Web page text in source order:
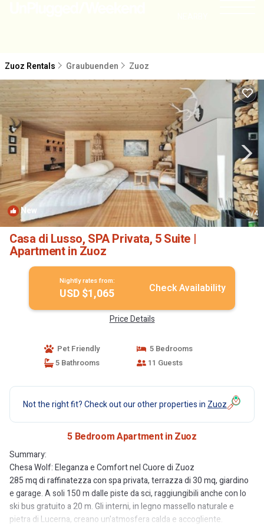
Zuoz Rentals Graubuenden Zuoz
New 1/4
Casa di Lusso, SPA Privata, 5 Suite |
Apartment in Zuoz
Nightly rates from:
USD $1,065 Check Availability
Price Details
Pet Friendly
5 Bedrooms
5 Bathrooms
11 Guests
Not the right fit? Check out our other properties in Zuoz
5 Bedroom Apartment in Zuoz
Summary:
Chesa Wolf: Eleganza e Comfort nel Cuore di Zuoz
285 mq di raffinatezza con spa privata, terrazza di 30 mq, giardino
e garage. A soli 150 m dalle piste da sci, raggiungibili anche con lo
ski bus gratuito a 20 m. Gli interni, in legno massello naturale e
pietra di Lucerna, creano un'atmosfera calda e accogliente.